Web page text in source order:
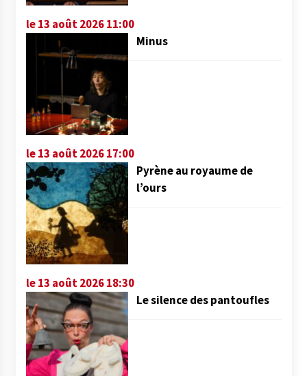
le 13 août 2026 11:00
Minus
le 13 août 2026 17:00
Pyrène au royaume de
l’ours
le 13 août 2026 18:30
Le silence des pantoufles